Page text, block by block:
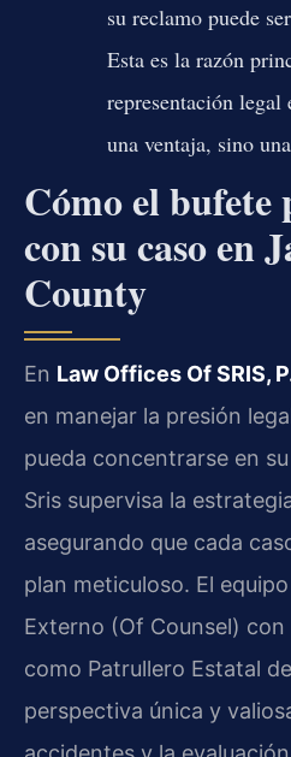
su reclamo puede
Esta es la razón
representación legal
una ventaja, sino
Cómo el bufete
con su caso en
County
En Law Offices Of SRIS,
en manejar la presión
pueda concentrarse en
Sris supervisa la
asegurando que cada
plan meticuloso. El
Externo (Of Counsel)
como Patrullero Estatal
perspectiva única y